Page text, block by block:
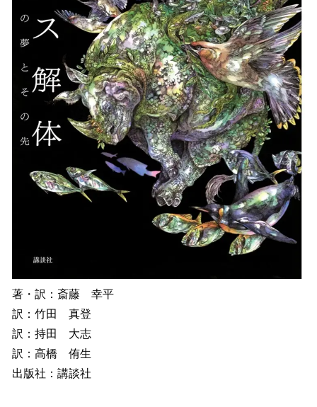
著・訳：斎藤 幸平
訳：竹田 真登
訳：持田 大志
訳：高橋 侑生
出版社：講談社